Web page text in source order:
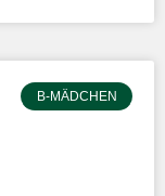
B-MÄDCHEN